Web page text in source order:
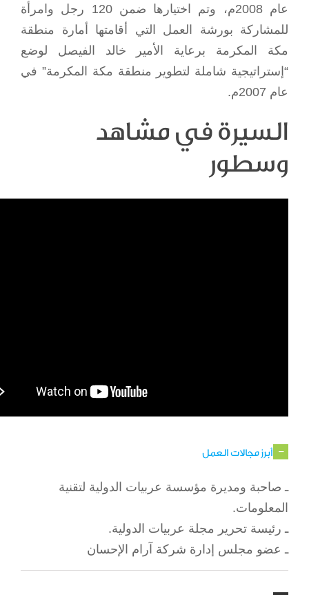
عام 2008م، وتم اختيارها ضمن 120 رجل وامرأة
للمشاركة بورشة العمل التي أقامتها أمارة منطقة
مكة المكرمة برعاية الأمير خالد الفيصل لوضع
“إستراتيجية شاملة لتطوير منطقة مكة المكرمة” في
عام 2007م.
السيرة في مشاهد
وسطور
أبرز مجالات العمل
ـ صاحبة ومديرة مؤسسة عربيات الدولية لتقنية
المعلومات.
ـ رئيسة تحرير مجلة عربيات الدولية.
ـ عضو مجلس إدارة شركة آرام الإحسان